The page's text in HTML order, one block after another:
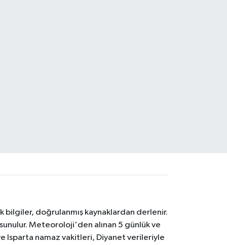
bilgiler, doğrulanmış kaynaklardan derlenir.
Meteoroloji'den alınan 5 günlük ve
Isparta namaz vakitleri, Diyanet verileriyle